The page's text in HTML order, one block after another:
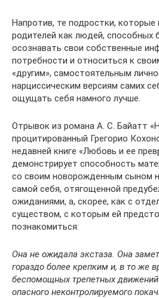
Напротив, те подростки, которые
родителей как людей, способных
осознавать свои собственные
потребности и относиться к
«другим», самостоятельным
нарциссическим версиям самих
ощущать себя намного лучше.
Отрывок из романа А. С. Байатт
процитированный Грегорио
недавней книге «Любовь и ее
демонстрирует способность
со своим новорожденным сыном
самой себя, отягощенной
ожиданиями, а, скорее, как с
существом, с которым ей
познакомиться:
Она не ожидала экстаза. Она
гораздо более крепким и, в то же
беспомощных трепетных движений
опасного неконтролируемого